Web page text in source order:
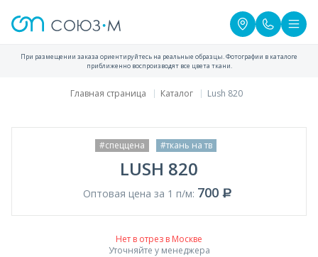
При размещении заказа ориентируйтесь на реальные образцы. Фотографии в каталоге
приближенно воспроизводят все цвета ткани.
Главная страница Каталог Lush 820
#спеццена #ткань на тв
LUSH 820
Оптовая цена за 1 п/м: 700
Нет в отрез в Москве
Уточняйте у менеджера